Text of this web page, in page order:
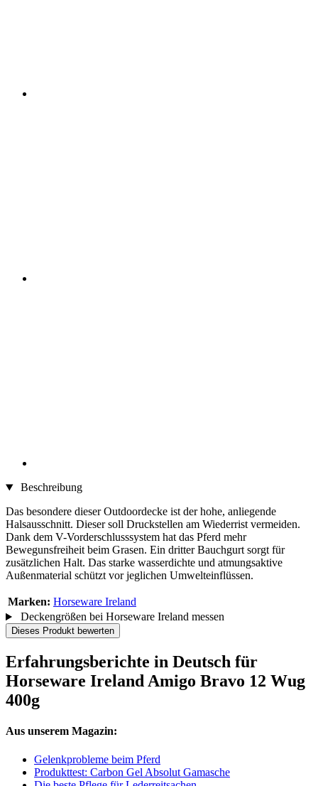
Beschreibung
Das besondere dieser Outdoordecke ist der hohe, anliegende
Halsausschnitt. Dieser soll Druckstellen am Wiederrist vermeiden.
Dank dem V-Vorderschlusssystem hat das Pferd mehr
Bewegunsfreiheit beim Grasen. Ein dritter Bauchgurt sorgt für
zusätzlichen Halt. Das starke wasserdichte und atmungsaktive
Außenmaterial schützt vor jeglichen Umwelteinflüssen.
Marken: Horseware Ireland
Deckengrößen bei Horseware Ireland messen
Dieses Produkt bewerten
Erfahrungsberichte in Deutsch für
Horseware Ireland Amigo Bravo 12 Wug
400g
Aus unserem Magazin:
Gelenkprobleme beim Pferd
Produkttest: Carbon Gel Absolut Gamasche